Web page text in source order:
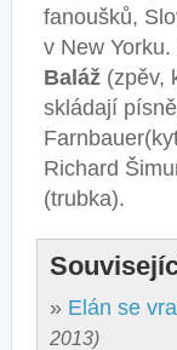
fanoušků,
v New
Baláž (zpěv,
skládají
Richard
(trubka).
» Elán se
2013)